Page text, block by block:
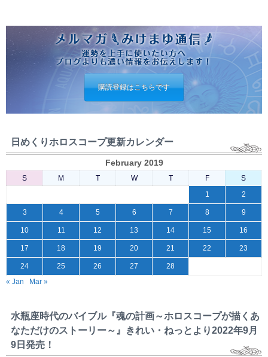
購読登録はこちらです
日めくりホロスコープ更新カレンダー
February 2019
S M T W T F
S
1
2
3 4 5 6 7 8 9
10 11 12 13 14 15 16
17 18 19 20 21 22 23
24 25 26 27
28
« Jan
Mar »
水瓶座時代のバイブル『魂の計画～ホロスコープが描くあ
なただけのストーリー～』きれい・ねっとより2022年9月
9日発売！